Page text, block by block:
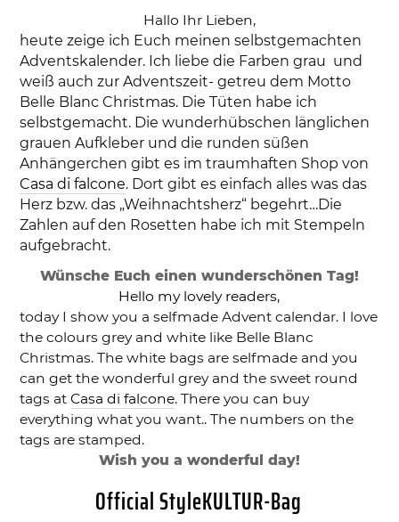
Hallo Ihr Lieben,
heute zeige ich Euch meinen selbstgemachten
Adventskalender. Ich liebe die Farben grau und
weiß auch zur Adventszeit- getreu dem Motto
Belle Blanc Christmas. Die Tüten habe ich
selbstgemacht. Die wunderhübschen länglichen
grauen Aufkleber und die runden süßen
Anhängerchen gibt es im traumhaften Shop von
Casa di falcone. Dort gibt es einfach alles was das
Herz bzw. das „Weihnachtsherz“ begehrt…Die
Zahlen auf den Rosetten habe ich mit Stempeln
aufgebracht.
Wünsche Euch einen wunderschönen Tag!
Hello my lovely readers,
today I show you a selfmade Advent calendar. I love
the colours grey and white like Belle Blanc
Christmas. The white bags are selfmade and you
can get the wonderful grey and the sweet round
tags atCasa di falcone. There you can buy
everything what you want.. The numbers on the
tags are stamped.
Wish you a wonderful day!
Official StyleKULTUR-Bag